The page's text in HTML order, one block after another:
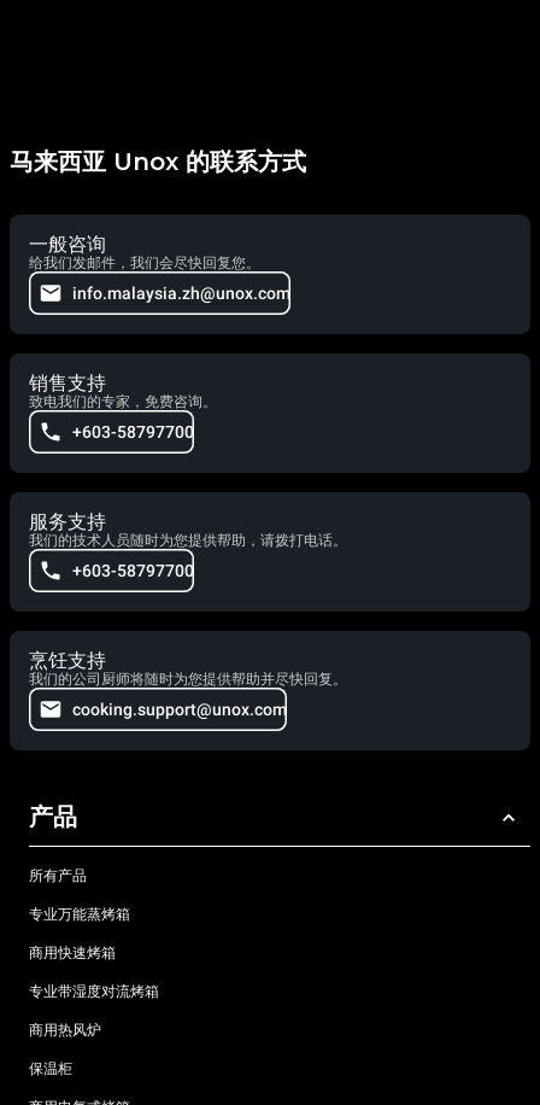
马来西亚 Unox 的联系方式
一般咨询
给我们发邮件，我们会尽快回复您。
info.malaysia.zh@unox.com
销售支持
致电我们的专家，免费咨询。
+603-58797700
服务支持
我们的技术人员随时为您提供帮助，请拨打电话。
+603-58797700
烹饪支持
我们的公司厨师将随时为您提供帮助并尽快回复。
cooking.support@unox.com
产品
所有产品
专业万能蒸烤箱
商用快速烤箱
专业带湿度对流烤箱
商用热风炉
保温柜